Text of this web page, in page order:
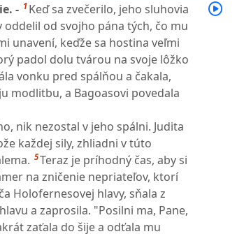
- 1 Keď sa zvečerilo, jeho sluhovia
od svojho pána tých, čo mu
unavení, keďže sa hostina veľmi
padol dolu tvárou na svoje lôžko
vonku pred spálňou a čakala,
modlitbu, a Bagoasovi povedala
nik nezostal v jeho spálni. Judita
každej sily, zhliadni v túto
5Teraz je príhodný čas, aby si
na zničenie nepriateľov, ktorí
Holofernesovej hlavy, sňala z
a zaprosila. "Posilni ma, Pane,
zaťala do šije a odťala mu